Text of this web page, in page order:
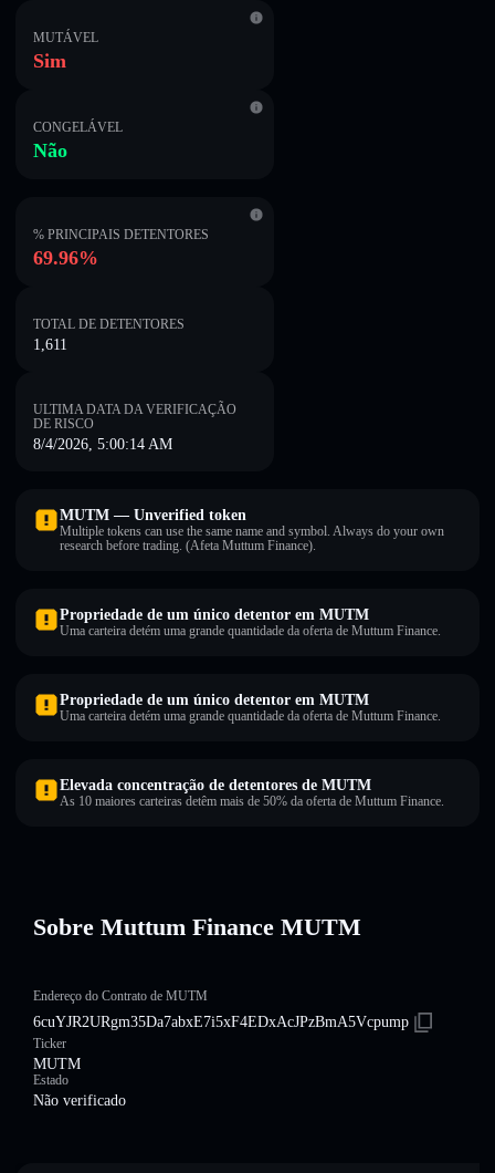
MUTÁVEL
Sim
CONGELÁVEL
Não
% PRINCIPAIS DETENTORES
69.96%
TOTAL DE DETENTORES
1,611
ULTIMA DATA DA VERIFICAÇÃO
DE RISCO
8/4/2026, 5:00:14 AM
MUTM — Unverified token
Multiple tokens can use the same name and symbol. Always do your own
research before trading. (Afeta Muttum Finance).
Propriedade de um único detentor em MUTM
Uma carteira detém uma grande quantidade da oferta de Muttum Finance.
Propriedade de um único detentor em MUTM
Uma carteira detém uma grande quantidade da oferta de Muttum Finance.
Elevada concentração de detentores de MUTM
As 10 maiores carteiras detêm mais de 50% da oferta de Muttum Finance.
Sobre Muttum Finance MUTM
Endereço do Contrato de MUTM
6cuYJR2URgm35Da7abxE7i5xF4EDxAcJPzBmA5Vcpump
Ticker
MUTM
Estado
Não verificado